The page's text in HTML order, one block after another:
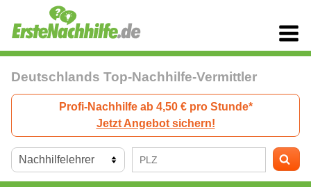
Deutschlands Top-Nachhilfe-Vermittler
Profi-Nachhilfe ab 4,50 € pro Stunde*
Jetzt Angebot sichern!